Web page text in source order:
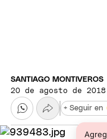
SANTIAGO MONTIVEROS
20 de agosto de
+ Seguir en